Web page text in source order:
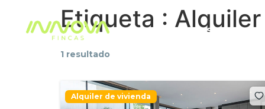
TRASTEROS
Etiqueta :
1 resultado
Alquiler de vivienda